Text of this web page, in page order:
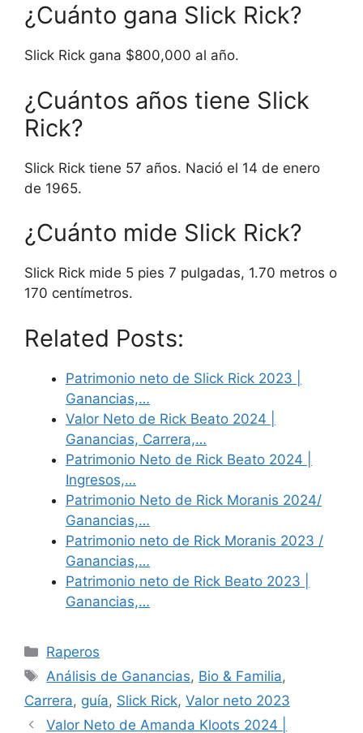
¿Cuánto gana Slick Rick?
Slick Rick gana $800,000 al año.
¿Cuántos años tiene Slick
Rick?
Slick Rick tiene 57 años. Nació el 14 de enero
de 1965.
¿Cuánto mide Slick Rick?
Slick Rick mide 5 pies 7 pulgadas, 1.70 metros o
170 centímetros.
Related Posts:
Patrimonio neto de Slick Rick 2023 |
Ganancias,…
Valor Neto de Rick Beato 2024 |
Ganancias, Carrera,…
Patrimonio Neto de Rick Beato 2024 |
Ingresos,…
Patrimonio Neto de Rick Moranis 2024/
Ganancias,…
Patrimonio neto de Rick Moranis 2023 /
Ganancias,…
Patrimonio neto de Rick Beato 2023 |
Ganancias,…
Categories
Raperos
Tags
Análisis de Ganancias, Bio & Familia,
Carrera, guía, Slick Rick, Valor neto 2023
Valor Neto de Amanda Kloots 2024 |